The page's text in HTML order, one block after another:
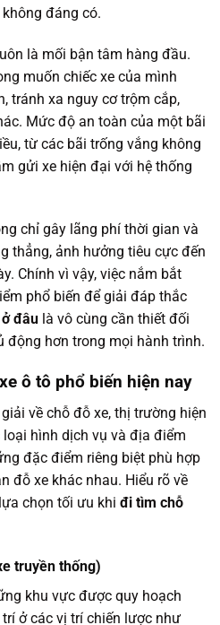
đáng có.
là mối bận tâm hàng đầu.
muốn chiếc xe của mình
tránh xa nguy cơ trộm cắp,
Mức độ an toàn của một bãi
từ các bãi trống vắng không
gửi xe hiện đại với hệ thống
chỉ gây lãng phí thời gian và
thẳng, ảnh hưởng tiêu cực đến
Chính vì vậy, việc nắm bắt
phổ biến để giải đáp thắc
đâu là vô cùng cần thiết đối
động hơn trong mọi hành trình.
ô tô phổ biến hiện nay
về chỗ đỗ xe, thị trường hiện
hình dịch vụ và địa điểm
đặc điểm riêng biệt phù hợp
đỗ xe khác nhau. Hiểu rõ về
chọn tối ưu khi đi tìm chỗ
truyền thống)
khu vực được quy hoạch
ở các vị trí chiến lược như